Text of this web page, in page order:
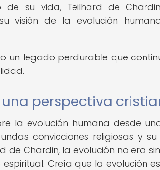
su vida, Teilhard de
visión de la evolución
un legado perdurable que
perspectiva
la evolución humana desde
convicciones religiosas y su
de Chardin, la evolución no era
Creía que la evolución